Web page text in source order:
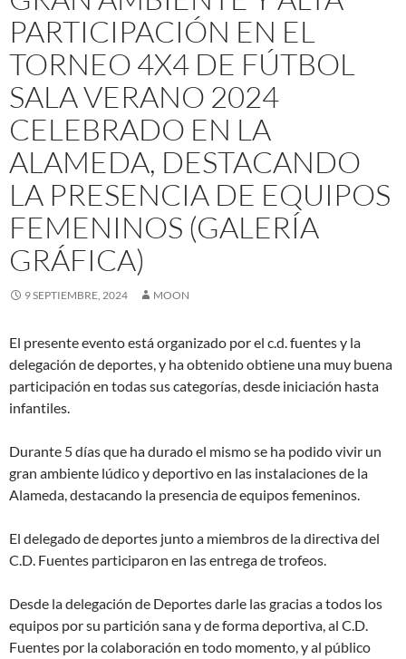
PARTICIPACIÓN EN EL
TORNEO 4X4 DE FÚTBOL
SALA VERANO 2024
CELEBRADO EN LA
ALAMEDA, DESTACANDO
LA PRESENCIA DE EQUIPOS
FEMENINOS (GALERÍA
GRÁFICA)
9 SEPTIEMBRE, 2024 MOON
El presente evento está organizado por el c.d. fuentes y la
delegación de deportes, y ha obtenido obtiene una muy buena
participación en todas sus categorías, desde iniciación hasta
infantiles.
Durante 5 días que ha durado el mismo se ha podido vivir un
gran ambiente lúdico y deportivo en las instalaciones de la
Alameda, destacando la presencia de equipos femeninos.
El delegado de deportes junto a miembros de la directiva del
C.D. Fuentes participaron en las entrega de trofeos.
Desde la delegación de Deportes darle las gracias a todos los
equipos por su partición sana y de forma deportiva, al C.D.
Fuentes por la colaboración en todo momento, y al público